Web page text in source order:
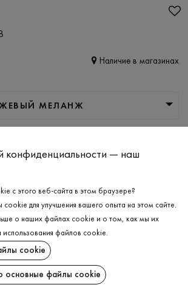
Наличие в магазинах
МЕЛАНЖ
XXL/XXXL
ВЫБЕРИТЕ РАЗМЕР
ДОБАВИТЬ В КОРЗИНУ
конфиденциальности — наш
с этого веб-сайта в этом браузере?
для улучшения вашего опыта на этом сайте.
о наших файлах cookie и о том, как мы их
использования файлов cookie.
cookie
основные файлы cookie